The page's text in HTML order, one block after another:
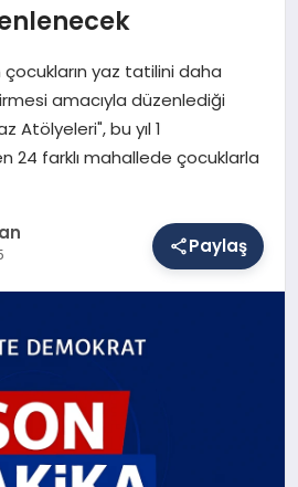
yaz tatilini daha
amacıyla düzenlediği
Atölyeleri", bu yıl 1
24 farklı mahallede çocuklarla
Paylaş